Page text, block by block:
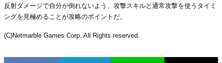
反射ダメージで自分が倒れないよう、攻撃スキルと通常攻撃を使うタイミ
ングを見極めることが攻略のポイントだ。
(C)Netmarble Games Corp. All Rights reserved.